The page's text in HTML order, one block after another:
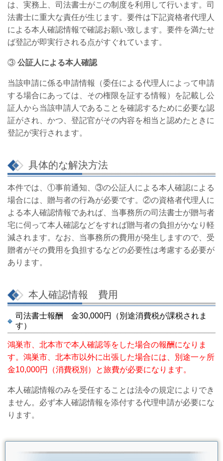
は、実務上、司法書士がこの制度を利用して行います。司
法書士に重大な責任が生じます。要件は下記資格者代理人
による本人確認情報で確認お願い致します。要件を満たせ
ば登記が即実行される点がすぐれています。
③ 公証人による本人確認
当該申請に係る申請情報（委任による代理人によって申請
する場合にあっては、その権限を証する情報）を記載し公
証人から当該申請人であることを確認するために必要な認
証がされ、かつ、登記官がその内容を相当と認めたときに
登記が実行されます。
具体的な解決方法
本件では、①事前通知、③の公証人による本人確認による
場合には、贈与者の行為が必要です。②の資格者代理人に
よる本人確認情報であれば、当事務所の司法書士が贈与者
宅に伺って本人確認などをすれば贈与者の負担がかなり軽
減されます。なお、当事務所の費用が発生しますので、受
贈者がその費用を負担するなどの必要性は考慮する必要が
あります。
本人確認情報 費用
司法書士報酬 金30,000円（別途消費税が課税されま
す）
鴻巣市、北本市で本人確認等をした場合の報酬になりま
す。鴻巣市、北本市以外に出張した場合には、別途一ヶ所
金10,000円（消費税別）と旅費が必要になります。
本人確認情報のみを受任することは法令の規定によりでき
ません。必ず本人確認情報を添付する代理申請が必要にな
ります。